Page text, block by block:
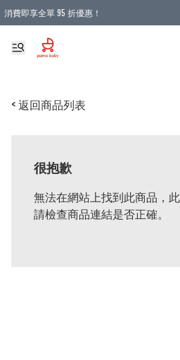
消費即享全單 95 折優惠！
購物滿 HKD 900.00即享免運費優惠！（適用於
< 返回商品列表
很抱歉
無法在網站上找到此商品，
請檢查商品連結是否正確。